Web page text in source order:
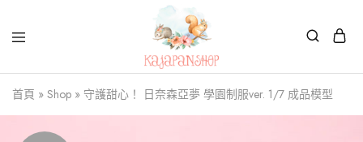
Kajapanshop
日
韓
百
首頁 » Shop » 守護甜心！ 日奈森亞夢 學園制服ver. 1/7 成品模型